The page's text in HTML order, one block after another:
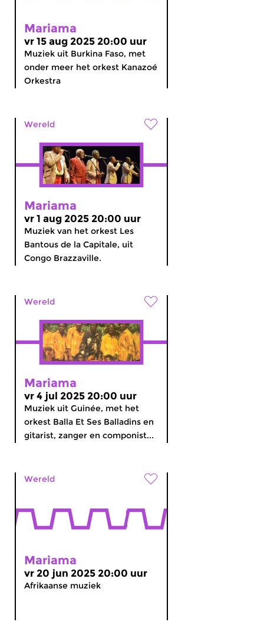
Mariama
vr 15 aug 2025 20:00 uur
Muziek uit Burkina Faso, met
onder meer het orkest Kanazoé
Orkestra
Wereld
Mariama
vr 1 aug 2025 20:00 uur
Muziek van het orkest Les
Bantous de la Capitale, uit
Congo Brazzaville.
Wereld
Mariama
vr 4 jul 2025 20:00 uur
Muziek uit Guinée, met het
orkest Balla Et Ses Balladins en
gitarist, zanger en componist...
Wereld
Mariama
vr 20 jun 2025 20:00 uur
Afrikaanse muziek